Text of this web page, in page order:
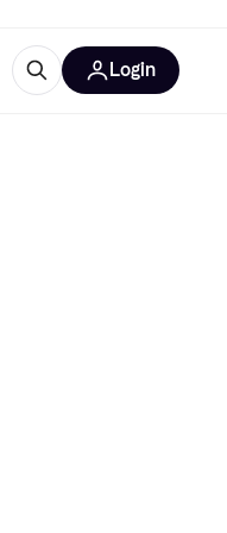
Login